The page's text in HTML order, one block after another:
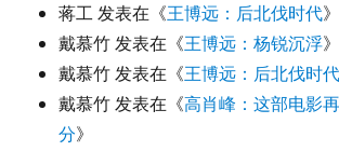
蒋工 发表在《王博远：后北伐时代》
戴慕竹 发表在《王博远：杨锐沉浮》
戴慕竹 发表在《王博远：后北伐时代
戴慕竹 发表在《高肖峰：这部电影
分》